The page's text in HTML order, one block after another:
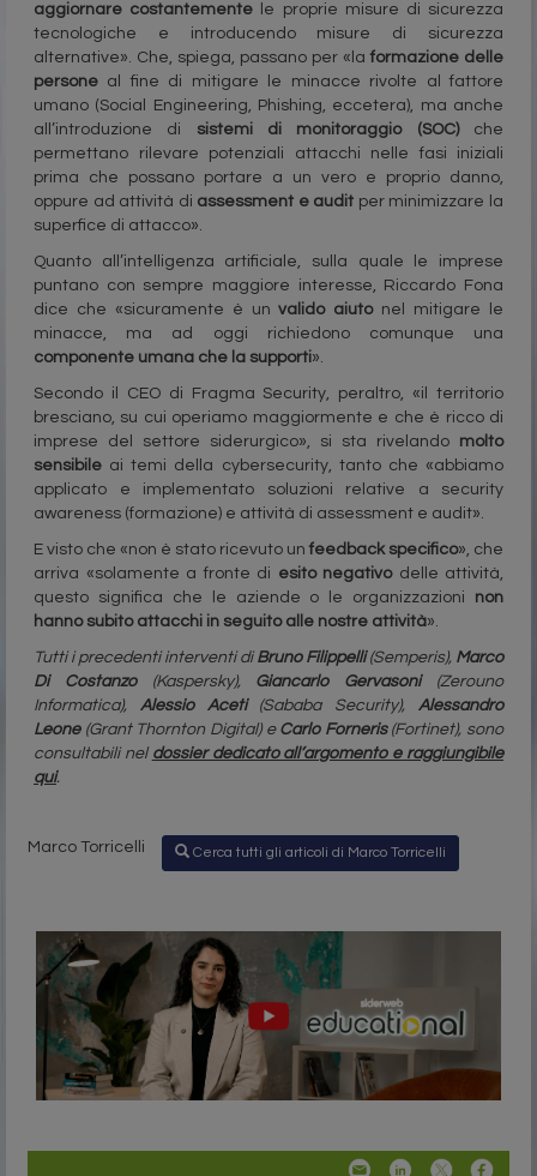
aggiornare costantemente le proprie misure di sicurezza
tecnologiche e introducendo misure di sicurezza
alternative». Che, spiega, passano per «laformazione delle
persone al fine di mitigare le minacce rivolte al fattore
umano (Social Engineering, Phishing, eccetera), ma anche
all’introduzione di sistemi di monitoraggio (SOC)che
permettano rilevare potenziali attacchi nelle fasi iniziali
prima che possano portare a un vero e proprio danno,
oppure ad attività di assessment e audit per minimizzare la
superfice di attacco».
Quanto all’intelligenza artificiale, sulla quale le imprese
puntano con sempre maggiore interesse, Riccardo Fona
dice che «sicuramente è unvalido aiutonel mitigare le
minacce, ma ad oggi richiedono comunque una
componente umana che la supporti».
Secondo il CEO di Fragma Security, peraltro, «il territorio
bresciano, su cui operiamo maggiormente e che è ricco di
imprese del settore siderurgico», si sta rivelando molto
sensibile ai temi della cybersecurity, tanto che «abbiamo
applicato e implementato soluzioni relative a security
awareness (formazione) e attività di assessment e audit».
E visto che «non è stato ricevuto unfeedback specifico», che
arriva «solamente a fronte di esito negativodelle attività,
questo significa che le aziende o le organizzazioni non
hanno subito attacchi in seguito alle nostre attività».
Tutti i precedenti interventi di Bruno Filippelli(Semperis), Marco
Di Costanzo(Kaspersky), Giancarlo Gervasoni(Zerouno
Informatica), Alessio Aceti(Sababa Security),Alessandro
Leone(Grant Thornton Digital) e Carlo Forneris(Fortinet), sono
consultabili nel dossier dedicato all’argomento e raggiungibile
qui.
Marco Torricelli Cerca tutti gli articoli di Marco Torricelli